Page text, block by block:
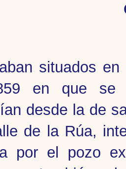
situados
en que se
desde la de
de la Rúa,
por el pozo